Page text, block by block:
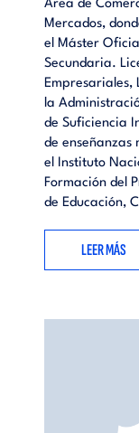
Área de
Mercados,
el Máster
Secundaria.
Empresariales,
la
de Suficiencia
de enseñanzas
el Instituto
Formación del
de Educación,
LEER MÁS